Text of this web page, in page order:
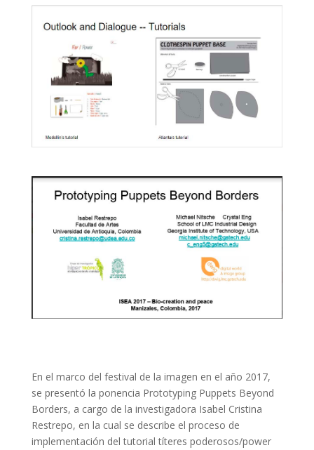
En el marco del festival de la imagen en el año 2017,
se presentó la ponencia Prototyping Puppets Beyond
Borders, a cargo de la investigadora Isabel Cristina
Restrepo, en la cual se describe el proceso de
implementación del tutorial títeres poderosos/power